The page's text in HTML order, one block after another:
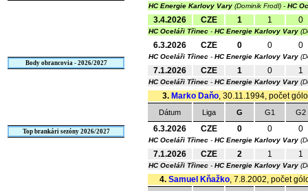
Body obrancovia - 2026/2027
Top brankári sezóny 2026/2027
HC Energie Karlovy Vary (Dominik Frodl) - HC
3.4.2026 CZE 1 1 0
HC Oceláři Třinec - HC Energie Karlovy Vary
6.3.2026 CZE 0 0 0
HC Oceláři Třinec - HC Energie Karlovy Vary
7.1.2026 CZE 1 0 1
HC Oceláři Třinec - HC Energie Karlovy Vary
3. Marko Daňo, 30.11.1994, počet
Dátum Liga G G1 G2
6.3.2026 CZE 0 0 0
HC Oceláři Třinec - HC Energie Karlovy Vary
7.1.2026 CZE 2 1 1
HC Oceláři Třinec - HC Energie Karlovy Vary
4. Samuel Kňažko, 7.8.2002, počet